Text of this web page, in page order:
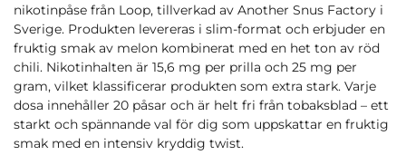
nikotinpåse från Loop, tillverkad av Another Snus Factory i
Sverige. Produkten levereras i slim-format och erbjuder en
fruktig smak av melon kombinerat med en het ton av röd
chili. Nikotinhalten är 15,6 mg per prilla och 25 mg per
gram, vilket klassificerar produkten som extra stark. Varje
dosa innehåller 20 påsar och är helt fri från tobaksblad – ett
starkt och spännande val för dig som uppskattar en fruktig
smak med en intensiv kryddig twist.